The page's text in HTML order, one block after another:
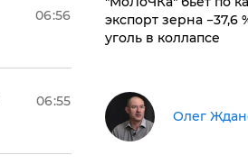
06:56
06:55
экспорт зерна −37,6
уголь в коллапсе
Олег